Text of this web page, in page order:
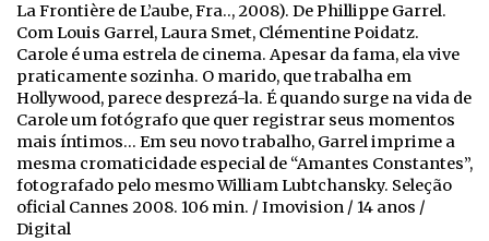
La Frontière de L’aube, Fra.., 2008). De Phillippe Garrel.
Com Louis Garrel, Laura Smet, Clémentine Poidatz.
Carole é uma estrela de cinema. Apesar da fama, ela vive
praticamente sozinha. O marido, que trabalha em
Hollywood, parece desprezá-la. É quando surge na vida de
Carole um fotógrafo que quer registrar seus momentos
mais íntimos… Em seu novo trabalho, Garrel imprime a
mesma cromaticidade especial de “Amantes Constantes”,
fotografado pelo mesmo William Lubtchansky. Seleção
oficial Cannes 2008. 106 min. / Imovision / 14 anos /
Digital